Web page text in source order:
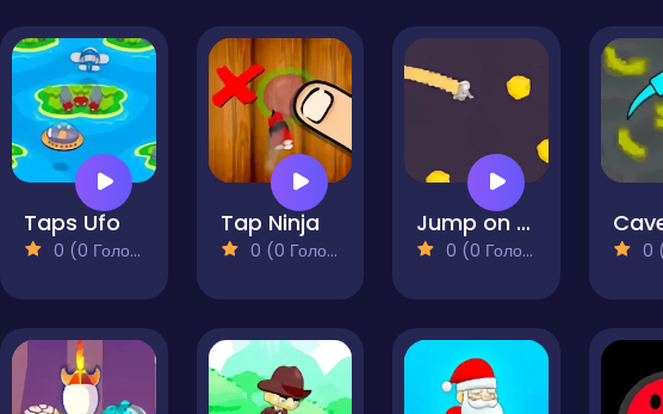
Taps Ufo
0 (0 Голосів)
Tap Ninja
0 (0 Голосів)
Jump on Jupiter
0 (0 Голосів) 0